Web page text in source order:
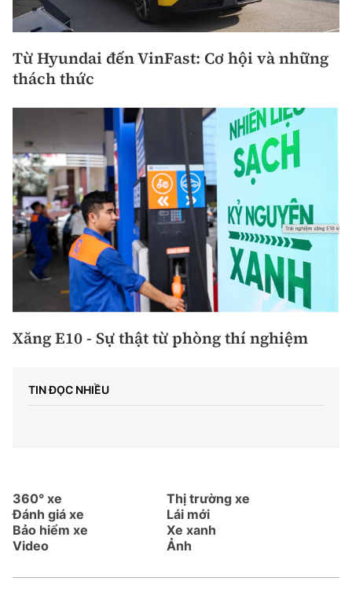
Từ Hyundai đến VinFast: Cơ hội và những
thách thức
Xăng E10 - Sự thật từ phòng thí nghiệm
TIN ĐỌC NHIỀU
360° xe
Thị trường xe
Đánh giá xe
Lái mới
Bảo hiểm xe
Xe xanh
Video
Ảnh